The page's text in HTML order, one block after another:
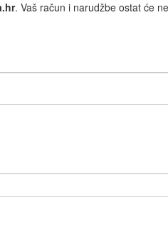
. Vaš račun i narudžbe ostat će